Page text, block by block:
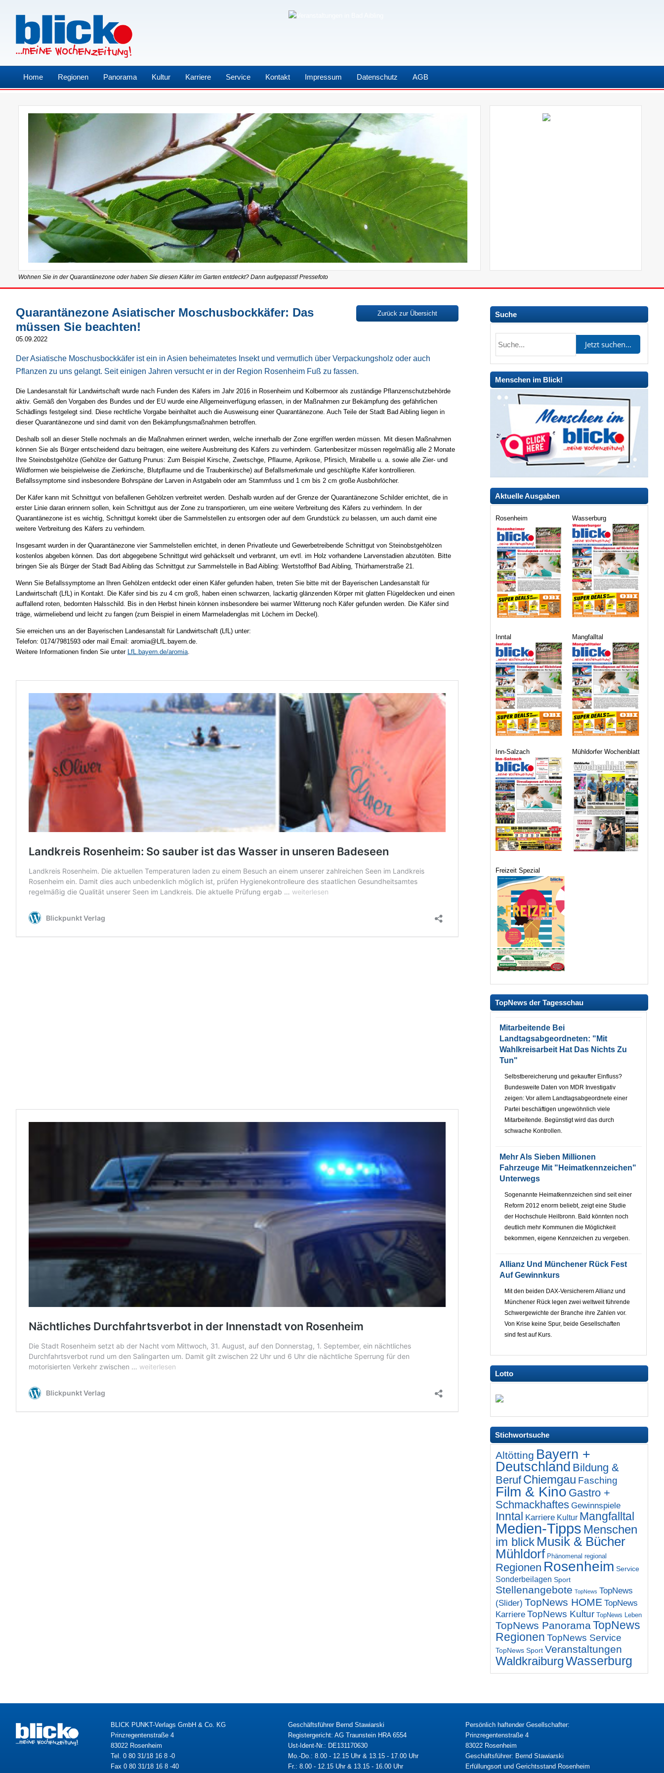
Home Regionen Panorama Kultur Karriere Service Kontakt Impressum Datenschutz AGB
Wohnen Sie in der Quarantänezone oder haben Sie diesen Käfer im Garten entdeckt? Dann aufgepasst! Pressefoto
Zurück zur Übersicht
Quarantänezone Asiatischer Moschusbockkäfer: Das
müssen Sie beachten!
05.09.2022
Der Asiatische Moschusbockkäfer ist ein in Asien beheimatetes Insekt und vermutlich über Verpackungsholz oder auch
Pflanzen zu uns gelangt. Seit einigen Jahren versucht er in der Region Rosenheim Fuß zu fassen.
Die Landesanstalt für Landwirtschaft wurde nach Funden des Käfers im Jahr 2016 in Rosenheim und Kolbermoor als zuständige Pflanzenschutzbehörde
aktiv. Gemäß den Vorgaben des Bundes und der EU wurde eine Allgemeinverfügung erlassen, in der Maßnahmen zur Bekämpfung des gefährlichen
Schädlings festgelegt sind. Diese rechtliche Vorgabe beinhaltet auch die Ausweisung einer Quarantänezone. Auch Teile der Stadt Bad Aibling liegen in
dieser Quarantänezone und sind damit von den Bekämpfungsmaßnahmen betroffen.
Deshalb soll an dieser Stelle nochmals an die Maßnahmen erinnert werden, welche innerhalb der Zone ergriffen werden müssen. Mit diesen Maßnahmen
können Sie als Bürger entscheidend dazu beitragen, eine weitere Ausbreitung des Käfers zu verhindern. Gartenbesitzer müssen regelmäßig alle 2 Monate
Ihre Steinobstgehölze (Gehölze der Gattung Prunus: Zum Beispiel Kirsche, Zwetschge, Pflaume, Aprikose, Pfirsich, Mirabelle u. a. sowie alle Zier- und
Wildformen wie beispielweise die Zierkirsche, Blutpflaume und die Traubenkirsche) auf Befallsmerkmale und geschlüpfte Käfer kontrollieren.
Befallssymptome sind insbesondere Bohrspäne der Larven in Astgabeln oder am Stammfuss und 1 cm bis 2 cm große Ausbohrlöcher.
Der Käfer kann mit Schnittgut von befallenen Gehölzen verbreitet werden. Deshalb wurden auf der Grenze der Quarantänezone Schilder errichtet, die in
erster Linie daran erinnern sollen, kein Schnittgut aus der Zone zu transportieren, um eine weitere Verbreitung des Käfers zu verhindern. In der
Quarantänezone ist es wichtig, Schnittgut korrekt über die Sammelstellen zu entsorgen oder auf dem Grundstück zu belassen, um auch damit eine
weitere Verbreitung des Käfers zu verhindern.
Insgesamt wurden in der Quarantänezone vier Sammelstellen errichtet, in denen Privatleute und Gewerbetreibende Schnittgut von Steinobstgehölzen
kostenlos abgeben können. Das dort abgegebene Schnittgut wird gehäckselt und verbrannt, um evtl. im Holz vorhandene Larvenstadien abzutöten. Bitte
bringen Sie als Bürger der Stadt Bad Aibling das Schnittgut zur Sammelstelle in Bad Aibling: Wertstoffhof Bad Aibling, Thürhamerstraße 21.
Wenn Sie Befallssymptome an Ihren Gehölzen entdeckt oder einen Käfer gefunden haben, treten Sie bitte mit der Bayerischen Landesanstalt für
Landwirtschaft (LfL) in Kontakt. Die Käfer sind bis zu 4 cm groß, haben einen schwarzen, lackartig glänzenden Körper mit glatten Flügeldecken und einen
auffallend roten, bedornten Halsschild. Bis in den Herbst hinein können insbesondere bei warmer Witterung noch Käfer gefunden werden. Die Käfer sind
träge, wärmeliebend und leicht zu fangen (zum Beispiel in einem Marmeladenglas mit Löchern im Deckel).
Sie erreichen uns an der Bayerischen Landesanstalt für Landwirtschaft (LfL) unter:
Telefon: 0174/7981593 oder mail Email: aromia@LfL.bayern.de.
Weitere Informationen finden Sie unter
LfL.bayern.de/aromia
Suche
Menschen im Blick!
Aktuelle Ausgaben
Rosenheim Wasserburg
Inntal Mangfalltal
Inn-Salzach Mühldorfer Wochenblatt
Freizeit Spezial
TopNews der Tagesschau
Mitarbeitende Bei
Landtagsabgeordneten: "Mit
Wahlkreisarbeit Hat Das Nichts Zu
Tun"
Selbstbereicherung und gekaufter Einfluss?
Bundesweite Daten von MDR Investigativ
zeigen: Vor allem Landtagsabgeordnete einer
Partei beschäftigen ungewöhnlich viele
Mitarbeitende. Begünstigt wird das durch
schwache Kontrollen.
Mehr Als Sieben Millionen
Fahrzeuge Mit "Heimatkennzeichen"
Unterwegs
Sogenannte Heimatkennzeichen sind seit einer
Reform 2012 enorm beliebt, zeigt eine Studie
der Hochschule Heilbronn. Bald könnten noch
deutlich mehr Kommunen die Möglichkeit
bekommen, eigene Kennzeichen zu vergeben.
Allianz Und Münchener Rück Fest
Auf Gewinnkurs
Mit den beiden DAX-Versicherern Allianz und
Münchener Rück legen zwei weltweit führende
Schwergewichte der Branche ihre Zahlen vor.
Von Krise keine Spur, beide Gesellschaften
sind fest auf Kurs.
Lotto
Stichwortsuche
Altötting Bayern +
Deutschland Bildung &
Beruf Chiemgau Fasching
Film & Kino Gastro +
Schmackhaftes Gewinnspiele
Inntal Karriere Kultur Mangfalltal
Medien-Tipps Menschen
im blick Musik & Bücher
Mühldorf Phänomenal regional
Regionen Rosenheim Service
Sonderbeilagen Sport
Stellenangebote TopNews TopNews
(Slider) TopNews HOME TopNews
Karriere TopNews Kultur TopNews Leben
TopNews PanoramaTopNews
Regionen TopNews Service
TopNews Sport Veranstaltungen
WaldkraiburgWasserburg
BLICK PUNKT-Verlags GmbH & Co. KG
Prinzregentenstraße 4
83022 Rosenheim
Tel. 0 80 31/18 16 8 -0
Fax 0 80 31/18 16 8 -40
Geschäftsführer Bernd Stawiarski
Registergericht: AG Traunstein HRA 6554
Ust-Ident-Nr.: DE131170630
Mo.-Do.: 8.00 - 12.15 Uhr & 13.15 - 17.00 Uhr
Fr.: 8.00 - 12.15 Uhr & 13.15 - 16.00 Uhr
Persönlich haftender Gesellschafter:
Prinzregentenstraße 4
83022 Rosenheim
Geschäftsführer: Bernd Stawiarski
Erfüllungsort und Gerichtsstand Rosenheim